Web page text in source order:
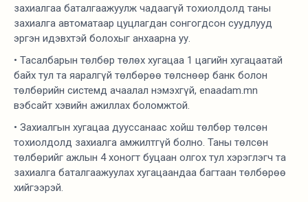
захиалгаа баталгаажуулж чадаагүй тохиолдолд таны
захиалга автоматаар цуцлагдан сонгогдсон суудлууд
эргэн идэвхтэй болохыг анхаарна уу.
• Тасалбарын төлбөр төлөх хугацаа 1 цагийн хугацаатай
байх тул та яаралгүй төлбөрөө төлснөөр банк болон
төлбөрийн системд ачаалал нэмэхгүй, enaadam.mn
вэбсайт хэвийн ажиллах боломжтой.
• Захиалгын хугацаа дууссанаас хойш төлбөр төлсөн
тохиолдолд захиалга амжилтгүй болно. Таны төлсөн
төлбөрийг ажлын 4 хоногт буцаан олгох тул хэрэглэгч та
захиалга баталгаажуулах хугацаандаа багтаан төлбөрөө
хийгээрэй.